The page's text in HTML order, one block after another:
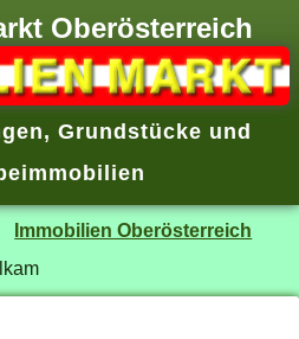
Oberösterreich
, Grundstücke und
Immobilien Oberösterreich